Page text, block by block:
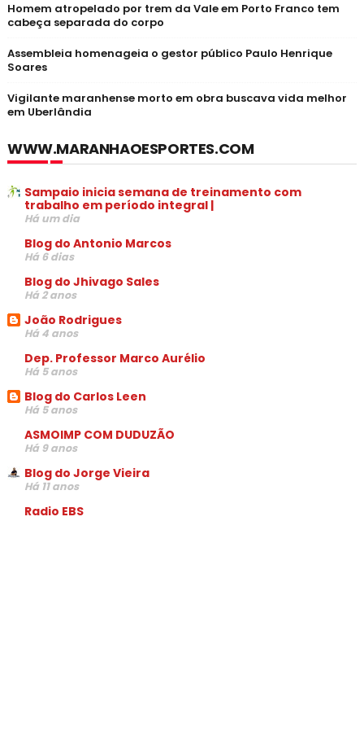
Homem atropelado por trem da Vale em Porto Franco tem
cabeça separada do corpo
Assembleia homenageia o gestor público Paulo Henrique
Soares
Vigilante maranhense morto em obra buscava vida melhor
em Uberlândia
WWW.MARANHAOESPORTES.COM
Sampaio inicia semana de treinamento com
trabalho em período integral |
Há um dia
Blog do Antonio Marcos
Há 6 dias
Blog do Jhivago Sales
Há 2 anos
João Rodrigues
Há 4 anos
Dep. Professor Marco Aurélio
Há 5 anos
Blog do Carlos Leen
Há 5 anos
ASMOIMP COM DUDUZÃO
Há 9 anos
Blog do Jorge Vieira
Há 11 anos
Radio EBS